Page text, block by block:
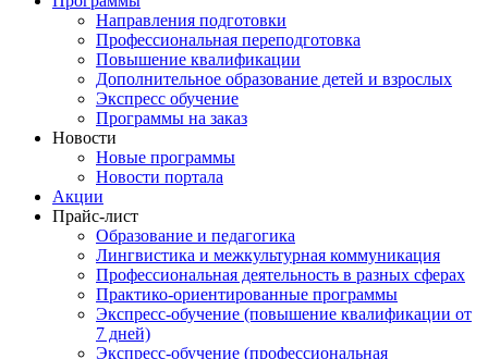
Направления подготовки
Профессиональная переподготовка
Повышение квалификации
Дополнительное образование детей и взрослых
Экспресс обучение
Программы на заказ
Новости
Новые программы
Новости портала
Акции
Прайс-лист
Образование и педагогика
Лингвистика и межкультурная коммуникация
Профессиональная деятельность в разных сферах
Практико-ориентированные программы
Экспресс-обучение (повышение квалификации от
7 дней)
Экспресс-обучение (профессиональная